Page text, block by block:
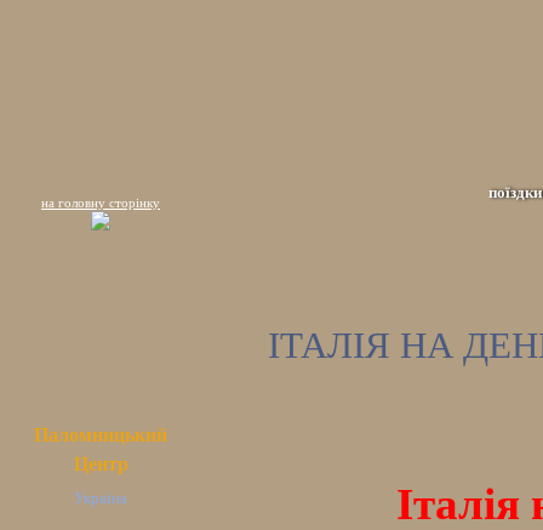
поїздки
на головну сторінку
Паломницький
Центр
Україна
ІТАЛІЯ НА